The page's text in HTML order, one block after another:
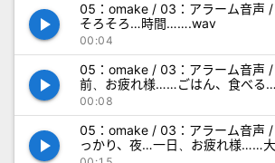
play_arrow
05：omake / 03：アラーム音声
そろそろ…時間…….wav
00:04
play_arrow
05：omake / 03：アラーム音声
前、お疲れ様……ごはん、食べる
00:08
play_arrow
05：omake / 03：アラーム音声
っかり、夜…一日、お疲れ様……